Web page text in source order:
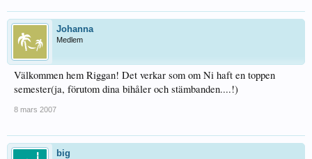
Johanna
Medlem
Välkommen hem Riggan! Det verkar som om Ni haft en toppen
semester(ja, förutom dina bihåler och stämbanden....!)
8 mars 2007
big